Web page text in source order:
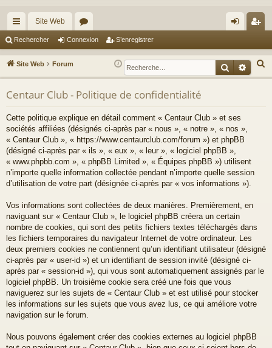
cc
ès
ra
pi
Site Web
or
u
m
s
ne
xi
nr
eg
Rechercher Connexion S’enregistrer
Site Web Forum
e
Centaur Club - Politique de confidentialité
Cette politique explique en détail comment « Centaur Club » et ses
sociétés affiliées (désignés ci-après par « nous », « notre », « nos »,
« Centaur Club », « https://www.centaurclub.com/forum ») et phpBB
(désigné ci-après par « ils », « eux », « leur », « logiciel phpBB »,
« www.phpbb.com », « phpBB Limited », « Équipes phpBB ») utilisent
n’importe quelle information collectée pendant n’importe quelle session
d’utilisation de votre part (désignée ci-après par « vos informations »).
Vos informations sont collectées de deux manières. Premièrement, en
naviguant sur « Centaur Club », le logiciel phpBB créera un certain
nombre de cookies, qui sont des petits fichiers textes téléchargés dans
les fichiers temporaires du navigateur Internet de votre ordinateur. Les
deux premiers cookies ne contiennent qu’un identifiant utilisateur (désigné
ci-après par « user-id ») et un identifiant de session invité (désigné ci-
après par « session-id »), qui vous sont automatiquement assignés par le
logiciel phpBB. Un troisième cookie sera créé une fois que vous
naviguerez sur les sujets de « Centaur Club » et est utilisé pour stocker
les informations sur les sujets que vous avez lus, ce qui améliore votre
navigation sur le forum.
Nous pouvons également créer des cookies externes au logiciel phpBB